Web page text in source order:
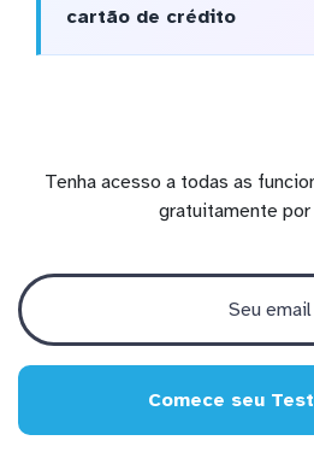
cartão de crédito
Tenha acesso a todas as
gratuitamente por
Comece seu